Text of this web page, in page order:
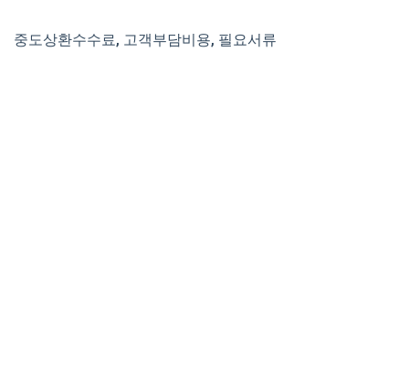
중도상환수수료, 고객부담비용, 필요서류